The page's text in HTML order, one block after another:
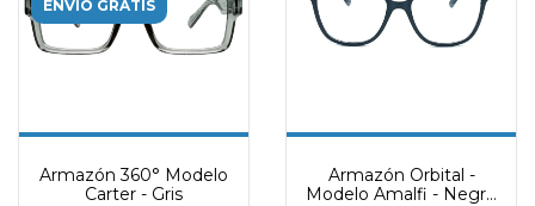
ENVÍO GRATIS
Armazón 360° Modelo
Carter - Gris
Armazón Orbital -
Modelo Amalfi - Negro